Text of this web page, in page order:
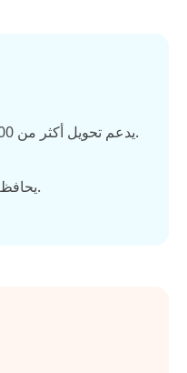
يدعم تحويل أكثر من 500 ملف صورة دفعة واحدة.
يحافظ على جودة الصور المحولة.